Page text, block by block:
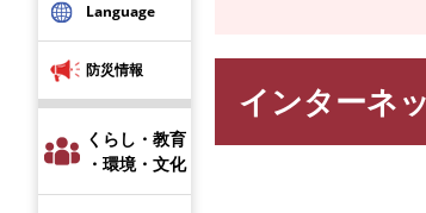
Language
防災情報
くらし・教育
・環境・文化
インターネ